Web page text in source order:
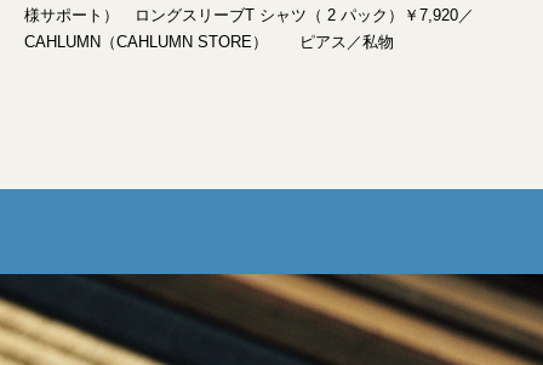
様サポート） ロングスリーブT シャツ（ 2 パック）￥7,920／
CAHLUMN（CAHLUMN STORE） ピアス／私物